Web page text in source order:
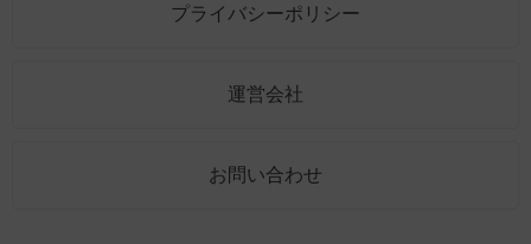
プライバシーポリシー
運営会社
お問い合わせ